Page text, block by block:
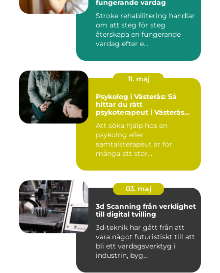
fungerande vardag
Stroke rehabilitering handlar
om att steg för steg
återskapa en fungerande
vardag efter e...
11. maj
Psykolog i Västerås: Så
hittar du rätt
psykoterapeut i Västerås
Att söka hjälp hos en
psykolog eller
samtalsterapeut är för
många ett stor...
03. maj
3d Scanning från verklighet
till digital tvilling
3d-teknik har gått från att
vara något futuristiskt till att
bli ett vardagsverktyg i
industrin, byg...